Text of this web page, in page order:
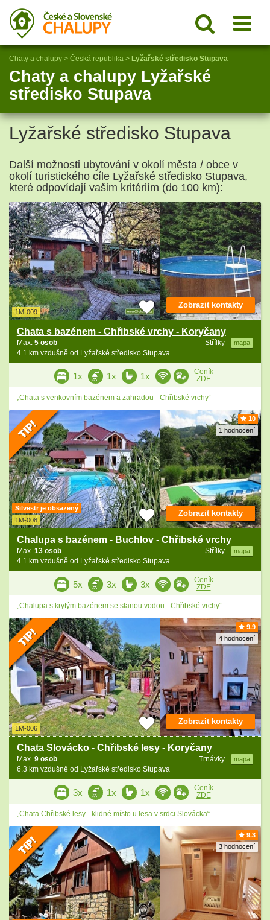
Chaty a chalupy > Česká republika > Lyžařské středisko Stupava
Chaty a chalupy Lyžařské
středisko Stupava
Lyžařské středisko Stupava
Další možnosti ubytování v okolí města / obce v
okolí turistického cíle Lyžařské středisko Stupava,
které odpovídají vašim kritériím (do 100 km):
1M-009
Chata s bazénem - Chřibské vrchy - Koryčany
Střílky mapa
Max. 5 osob
4.1 km vzdušně od Lyžařské středisko Stupava
Zobrazit kontakty
1x 1x 1x
Ceník
ZDE
„Chata s venkovním bazénem a zahradou - Chřibské vrchy“
10
1 hodnocení
Silvestr je obsazený
1M-008
Chalupa s bazénem - Buchlov - Chřibské vrchy
Střílky mapa
Max. 13 osob
4.1 km vzdušně od Lyžařské středisko Stupava
Zobrazit kontakty
5x 3x 3x
Ceník
ZDE
„Chalupa s krytým bazénem se slanou vodou - Chřibské vrchy“
9.9
4 hodnocení
1M-006
Chata Slovácko - Chřibské lesy - Koryčany
Trnávky mapa
Max. 9 osob
6.3 km vzdušně od Lyžařské středisko Stupava
Zobrazit kontakty
3x 1x 1x
Ceník
ZDE
„Chata Chřibské lesy - klidné místo u lesa v srdci Slovácka“
9.3
3 hodnocení